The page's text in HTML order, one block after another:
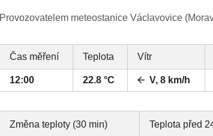
Provozovatelem meteostanice Václavovice
Čas měření Teplota Vítr
12:00 22.8 °C V, 8 km/h
Změna teploty (30 min) Teplota před